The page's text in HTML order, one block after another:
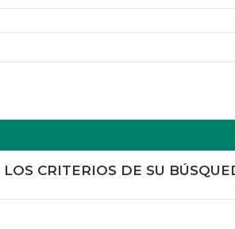
CRITERIOS DE SU